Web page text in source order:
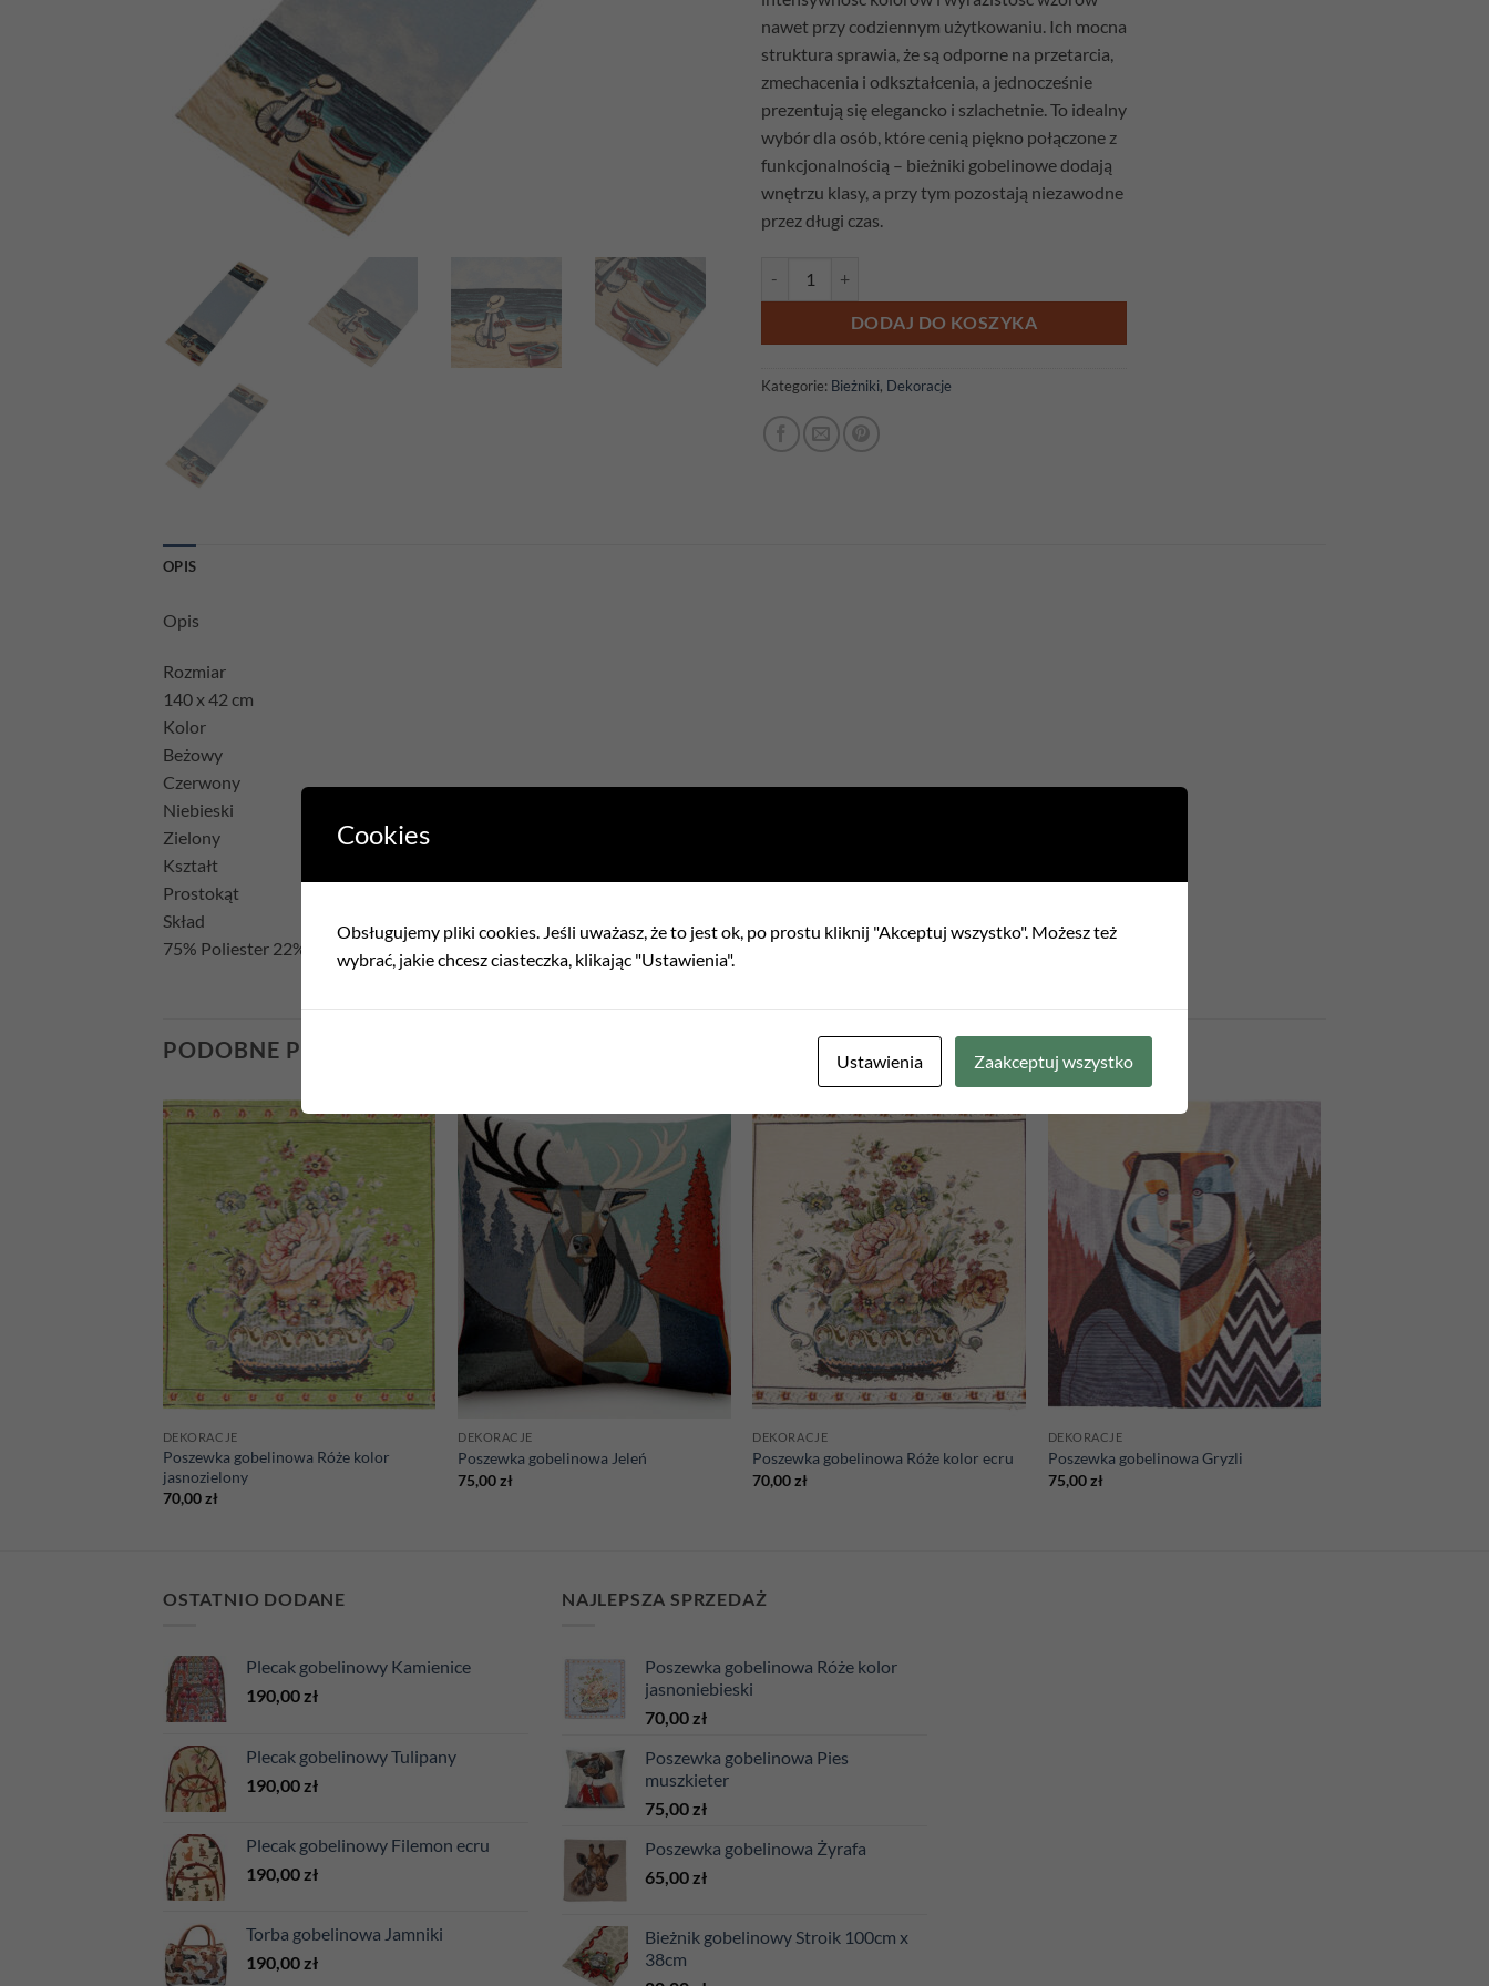
nawet przy codziennym użytkowaniu. Ich mocna
struktura sprawia, że są odporne na przetarcia,
zmechacenia i odkształcenia, a jednocześnie
prezentują się elegancko i szlachetnie. To idealny
wybór dla osób, które cenią piękno połączone z
funkcjonalnością – bieżniki gobelinowe dodają
wnętrzu klasy, a przy tym pozostają niezawodne
przez długi czas.
DODAJ DO KOSZYKA
Kategorie: Bieżniki, Dekoracje
OPIS
Opis
Rozmiar
140 x 42 cm
Kolor
Beżowy
Czerwony
Niebieski
Zielony
Kształt
Prostokąt
Skład
75% Poliester 22% Bawełna 3% Akryl
PODOBNE PRODUKTY
DEKORACJE
Poszewka gobelinowa Róże kolor
jasnozielony
70,00zł
Add to
wishlist
DEKORACJE
Poszewka gobelinowa Jeleń
75,00zł
DEKORACJE
Poszewka gobelinowa Róże kolor ecru
70,00zł
wishlist
DEKORACJE
Poszewka gobelinowa Gryzli
75,00zł
OSTATNIO DODANE
Plecak gobelinowy Kamienice
190,00 zł
Plecak gobelinowy Tulipany
190,00 zł
Plecak gobelinowy Filemon ecru
190,00 zł
Torba gobelinowa Jamniki
190,00 zł
NAJLEPSZA SPRZEDAŻ
Poszewka gobelinowa Róże kolor
jasnoniebieski
70,00 zł
Poszewka gobelinowa Pies
muszkieter
75,00 zł
Poszewka gobelinowa Żyrafa
65,00 zł
Bieżnik gobelinowy Stroik 100cm x
38cm
Cookies
Obsługujemy pliki cookies. Jeśli uważasz, że to jest ok, po prostu kliknij "Akceptuj wszystko". Możesz też
wybrać, jakie chcesz ciasteczka, klikając "Ustawienia".
Ustawienia Zaakceptuj wszystko